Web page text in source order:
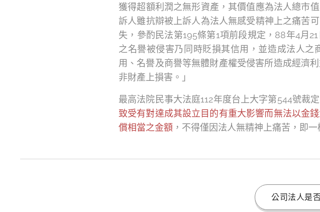
獲得超額利潤之無形資產，其價值應為法人總市
訴人雖抗辯被上訴人為法人無感受精神上之痛苦
失，參酌民法第195條第1項前段規定，88年4月
之名譽被侵害乃同時貶損其信用，並造成法人
用、名譽及商譽等無體財產權受侵害所造成經濟
非財產上損害。」
最高法院民事大法庭112年度台上大字第544號裁定
致受有對達成其設立目的有重大影響而無法以金
償相當之金額 ，不得僅因法人無精神上痛苦，即一
公司法人是